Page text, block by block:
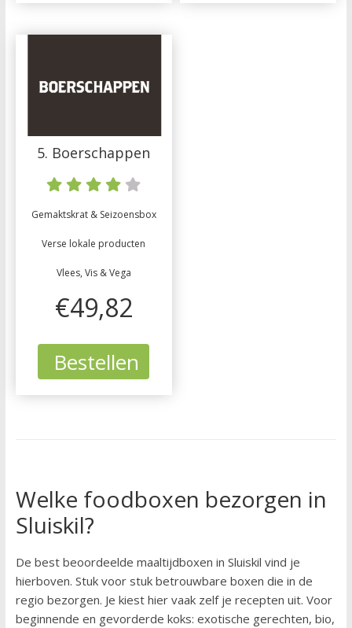
5. Boerschappen
Gemaktskrat & Seizoensbox
Verse lokale producten
Vlees, Vis & Vega
€49,82
Bestellen
Welke foodboxen bezorgen in
Sluiskil?
De best beoordeelde maaltijdboxen in Sluiskil vind je
hierboven. Stuk voor stuk betrouwbare boxen die in de
regio bezorgen. Je kiest hier vaak zelf je recepten uit. Voor
beginnende en gevorderde koks: exotische gerechten, bio,